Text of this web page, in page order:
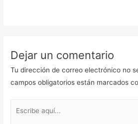
Dejar un comentario
Tu dirección de correo electrónico no
campos obligatorios están marcados